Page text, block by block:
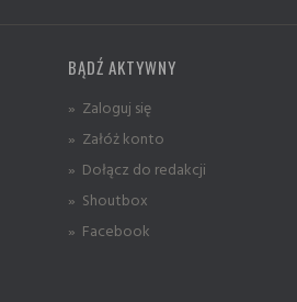
BĄDŹ AKTYWNY
» Zaloguj się
» Załóż konto
» Dołącz do redakcji
» Shoutbox
» Facebook